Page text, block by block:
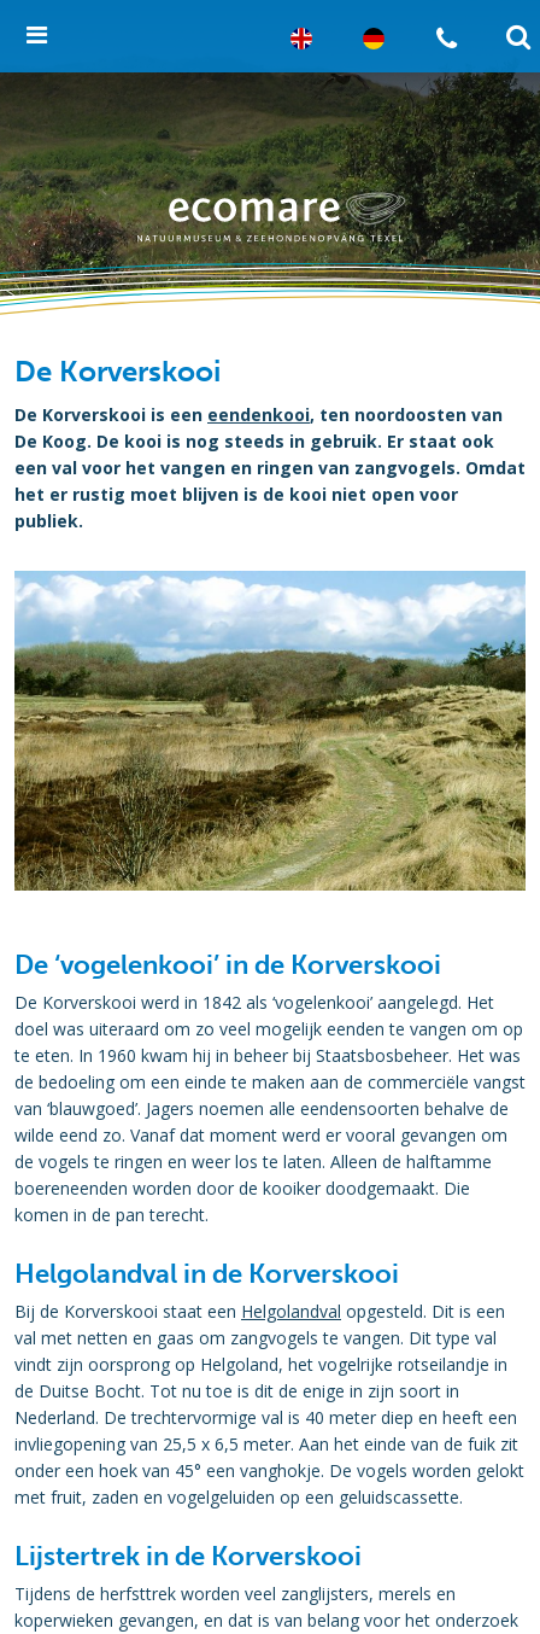
De Korverskooi
De Korverskooi is een eendenkooi, ten noordoosten van
De Koog. De kooi is nog steeds in gebruik. Er staat ook
een val voor het vangen en ringen van zangvogels. Omdat
het er rustig moet blijven is de kooi niet open voor
publiek.
De ‘vogelenkooi’ in de Korverskooi
De Korverskooi werd in 1842 als ‘vogelenkooi’ aangelegd. Het
doel was uiteraard om zo veel mogelijk eenden te vangen om op
te eten. In 1960 kwam hij in beheer bij Staatsbosbeheer. Het was
de bedoeling om een einde te maken aan de commerciële vangst
van ‘blauwgoed’. Jagers noemen alle eendensoorten behalve de
wilde eend zo. Vanaf dat moment werd er vooral gevangen om
de vogels te ringen en weer los te laten. Alleen de halftamme
boereneenden worden door de kooiker doodgemaakt. Die
komen in de pan terecht.
Helgolandval in de Korverskooi
Bij de Korverskooi staat een Helgolandval opgesteld. Dit is een
val met netten en gaas om zangvogels te vangen. Dit type val
vindt zijn oorsprong op Helgoland, het vogelrijke rotseilandje in
de Duitse Bocht. Tot nu toe is dit de enige in zijn soort in
Nederland. De trechtervormige val is 40 meter diep en heeft een
invliegopening van 25,5 x 6,5 meter. Aan het einde van de fuik zit
onder een hoek van 45° een vanghokje. De vogels worden gelokt
met fruit, zaden en vogelgeluiden op een geluidscassette.
Lijstertrek in de Korverskooi
Tijdens de herfsttrek worden veel zanglijsters, merels en
koperwieken gevangen, en dat is van belang voor het onderzoek